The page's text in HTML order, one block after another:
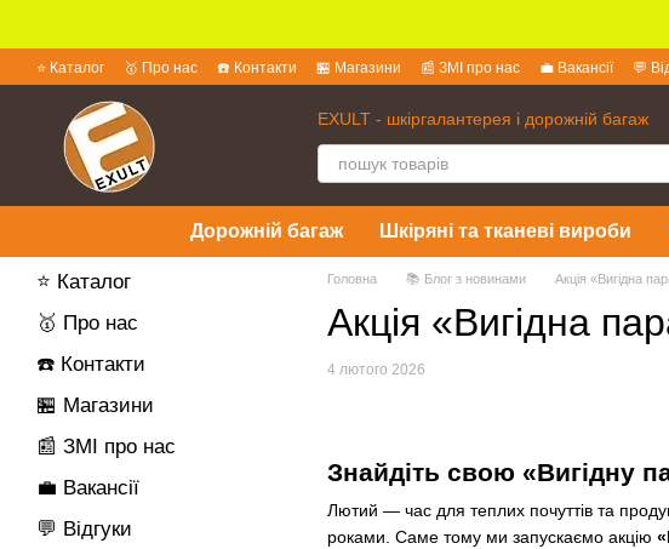
⭐ Каталог 🥇 Про нас ☎️ Контакти 🏪 Магазини 📰 ЗМІ про нас 💼 Вакансії 💬
EXULT - шкіргалантерея і дорожній багаж
Дорожній багаж Шкіряні та тканеві вироби
Головна 📚 Блог з новинами Акція «Вигідна
Акція «Вигідна
4 лютого 2026
Знайдіть свою «Вигідну
Лютий — час для теплих почуттів та
роками. Саме тому ми запускаємо акцію
⭐ Каталог
🥇 Про нас
☎️ Контакти
🏪 Магазини
📰 ЗМІ про нас
💼 Вакансії
💬 Відгуки